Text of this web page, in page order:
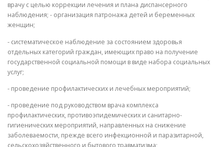
врачу с целью коррекции лечения и плана диспансерного
наблюдения; - организация патронажа детей и беременных
женщин;
- систематическое наблюдение за состоянием здоровья
отдельных категорий граждан, имеющих право на получение
государственной социальной помощи в виде набора социальных
услуг;
- проведение профилактических и лечебных мероприятий;
- проведение под руководством врача комплекса
профилактических, противоэпидемических и санитарно-
гигиенических мероприятий, направленных на снижение
заболеваемости, прежде всего инфекционной и паразитарной,
сельскохозяйственного и бытового травматизма;